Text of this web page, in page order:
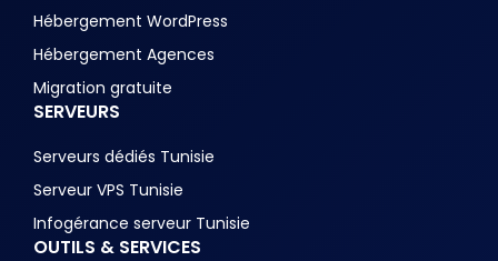
Hébergement WordPress
Hébergement Agences
Migration gratuite
SERVEURS
Serveurs dédiés Tunisie
Serveur VPS Tunisie
Infogérance serveur Tunisie
OUTILS & SERVICES